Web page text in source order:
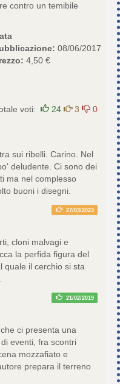
contro un temibile
08/06/2017
4,50 €
voti: 24 3 0
sui ribelli. Carino. Nel
deludente. Ci sono dei
ma nel complesso
buoni i disegni.
27/03/2023
cloni malvagi e
la perfida figura del
quale il cerchio si sta
21/02/2019
ci presenta una
eventi, fra scontri
mozzafiato e
prepara il terreno